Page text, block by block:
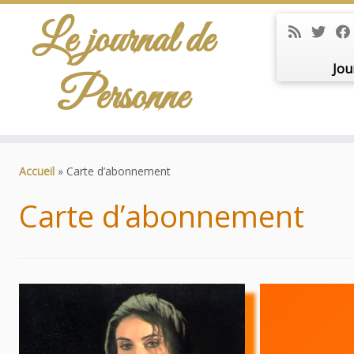
Le journal de
Personne
Accueil » Carte d’abonnement
Carte d’abonnement